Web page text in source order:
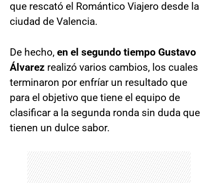
que rescató el Romántico Viajero desde la
ciudad de Valencia.
De hecho, en el segundo tiempo Gustavo
Álvarez realizó varios cambios, los cuales
terminaron por enfríar un resultado que
para el objetivo que tiene el equipo de
clasificar a la segunda ronda sin duda que
tienen un dulce sabor.